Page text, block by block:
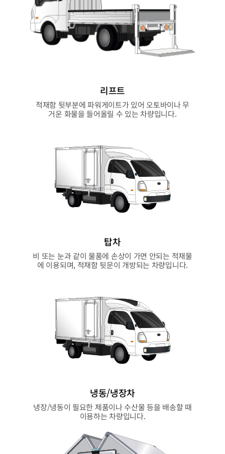
리프트
적재함 뒷부분에 파워게이트가 있어 오토바이나 무
거운 화물을 들어올릴 수 있는 차량입니다.
탑차
비 또는 눈과 같이 물품에 손상이 가면 안되는 적재물
에 이용되며, 적재함 뒷문이 개방되는 차량입니다.
냉동/냉장차
냉장/냉동이 필요한 제품이나 수산물 등을 배송할 때
이용하는 차량입니다.